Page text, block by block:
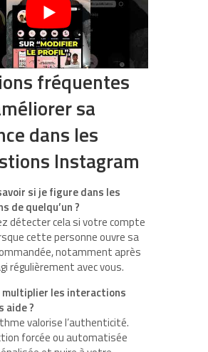
fréquentes
sa
dans les
Instagram
si je figure dans les
de quelqu’un ?
détecter cela si votre compte
cette personne ouvre sa
notamment après
régulièrement avec vous.
multiplier les interactions
aide ?
valorise l’authenticité.
forcée ou automatisée